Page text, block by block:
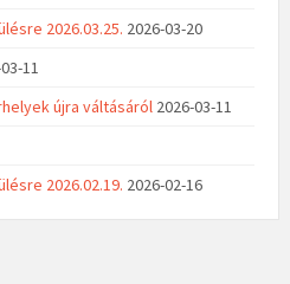
2026.03.25. 2026-03-20
11
újra váltásáról 2026-03-11
2026.02.19. 2026-02-16